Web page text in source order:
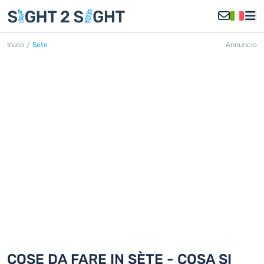
Inizio / Sete Annuncio
COSE DA FARE IN SÈTE - COSA SI